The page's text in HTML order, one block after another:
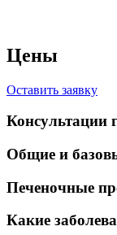
Цены
Оставить заявку
Консультации
Общие и
Печеночные
Какие